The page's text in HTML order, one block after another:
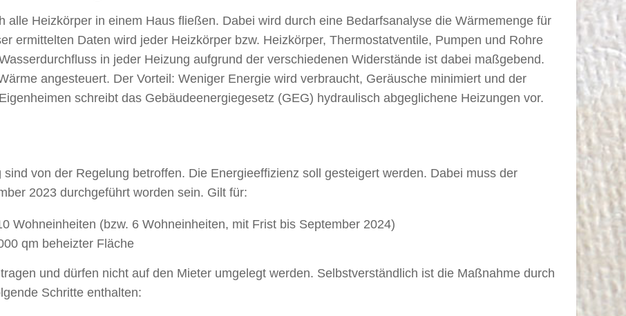
alle Heizkörper in einem Haus fließen. Dabei wird durch eine Bedarfsanalyse die Wärmemenge für
ermittelten Daten wird jeder Heizkörper bzw. Heizkörper, Thermostatventile, Pumpen und Rohre
in jeder Heizung aufgrund der verschiedenen Widerstände ist dabei maßgebend.
angesteuert. Der Vorteil: Weniger Energie wird verbraucht, Geräusche minimiert und der
schreibt das Gebäudeenergiegesetz (GEG) hydraulisch abgeglichene Heizungen vor.
von der Regelung betroffen. Die Energieeffizienz soll gesteigert werden. Dabei muss der
2023 durchgeführt worden sein. Gilt für:
Wohneinheiten (bzw. 6 Wohneinheiten, mit Frist bis September 2024)
qm beheizter Fläche
und dürfen nicht auf den Mieter umgelegt werden. Selbstverständlich ist die Maßnahme durch
Schritte enthalten: